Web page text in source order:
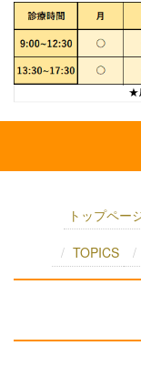
トップペー
TOPICS